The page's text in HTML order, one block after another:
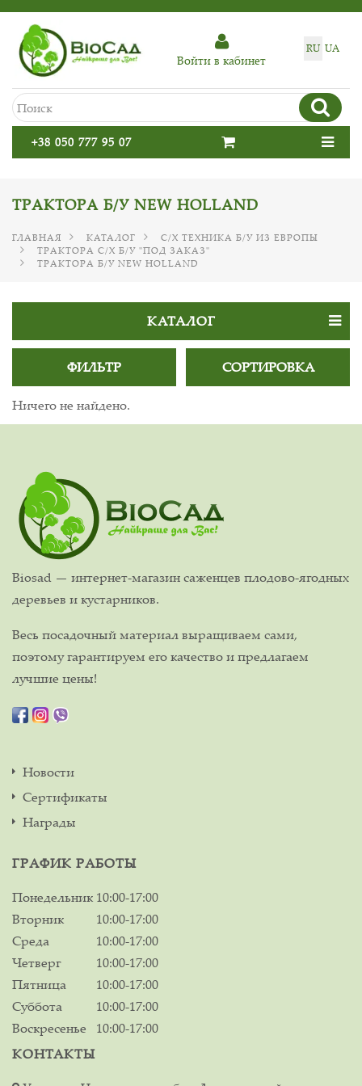
RU UA
Войти в кабинет
+38 050 777 95 07
ТРАКТОРА Б/У NEW HOLLAND
ГЛАВНАЯ КАТАЛОГ
С/Х ТЕХНИКА Б/У ИЗ ЕВРОПЫ
ТРАКТОРА С/Х Б/У "ПОД ЗАКАЗ"
ТРАКТОРА Б/У NEW HOLLAND
КАТАЛОГ
ФИЛЬТР СОРТИРОВКА
Ничего не найдено.
Biosad — интернет-магазин саженцев плодово-ягодных
деревьев и кустарников.
Весь посадочный материал выращиваем сами,
поэтому гарантируем его качество и предлагаем
лучшие цены!
Новости
Сертификаты
Награды
ГРАФИК РАБОТЫ
Понедельник 10:00-17:00
Вторник
10:00-17:00
Среда
10:00-17:00
Четверг
10:00-17:00
Пятница
10:00-17:00
Суббота
10:00-17:00
Воскресенье
10:00-17:00
КОНТАКТЫ